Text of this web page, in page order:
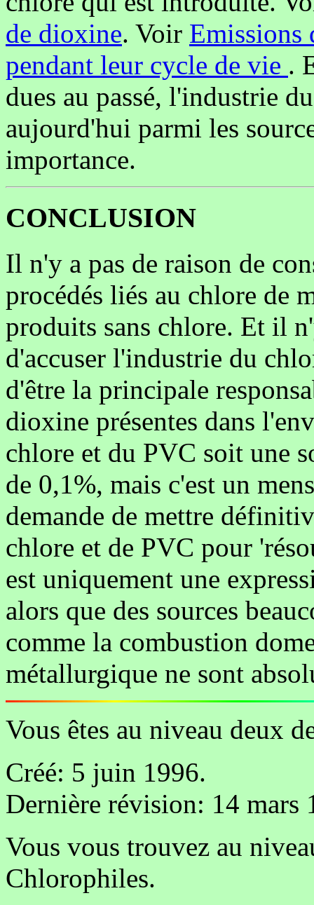
de dioxine. Voir Emissions
pendant leur cycle de vie .
dues au passé, l'industrie
aujourd'hui parmi les
importance.
CONCLUSION
Il n'y a pas de raison de
procédés liés au chlore de
produits sans chlore. Et il
d'accuser l'industrie du
d'être la principale
dioxine présentes dans
chlore et du PVC soit une
de 0,1%, mais c'est un
demande de mettre
chlore et de PVC pour
est uniquement une
alors que des sources
comme la combustion
métallurgique ne sont
Vous êtes au niveau deux
Créé: 5 juin 1996.
Dernière révision: 14 mars
Vous vous trouvez au
Chlorophiles.